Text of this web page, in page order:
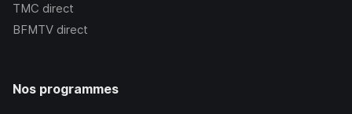
TMC direct
BFMTV direct
Nos programmes